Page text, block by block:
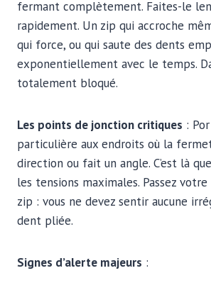
fermant complètement. Faites-le
rapidement. Un zip qui accroche
qui force, ou qui saute des dents
exponentiellement avec le temps.
totalement bloqué.
Les points de jonction critiques :
particulière aux endroits où la
direction ou fait un angle. C’est là
les tensions maximales. Passez
zip : vous ne devez sentir aucune
dent pliée.
Signes d’alerte majeurs :